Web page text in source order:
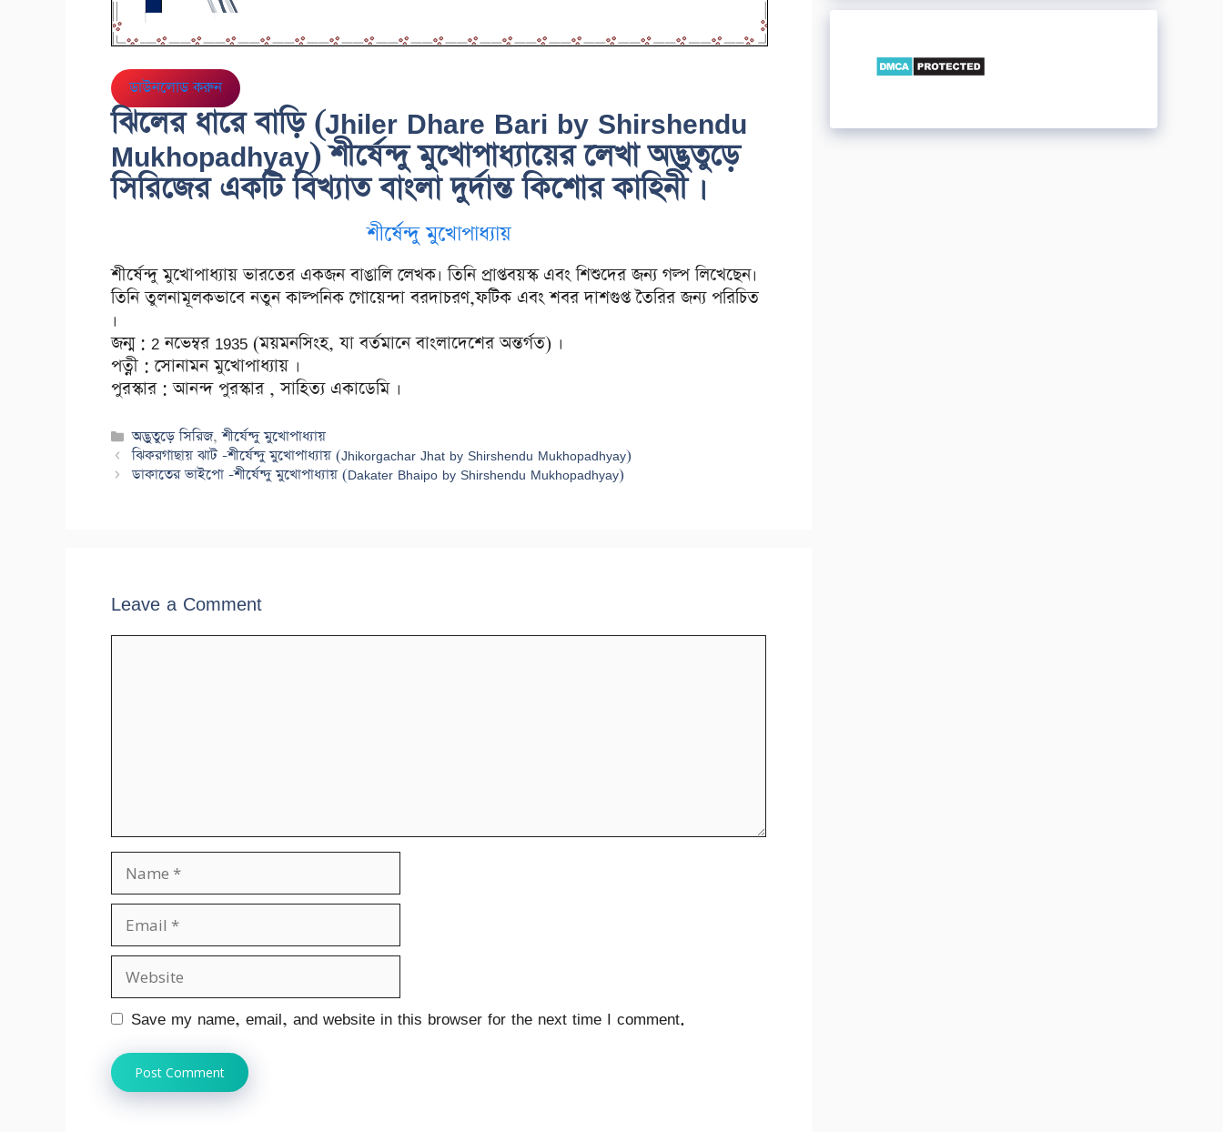
ডাউনলোড করুন
ঝিলের ধারে বাড়ি (Jhiler Dhare Bari by Shirshendu
Mukhopadhyay) শীর্ষেন্দু মুখোপাধ্যায়ের লেখা অদ্ভুতুড়ে
সিরিজের একটি বিখ্যাত বাংলা দুর্দান্ত কিশোর কাহিনী ।
শীর্ষেন্দু মুখোপাধ্যায়
শীর্ষেন্দু মুখোপাধ্যায় ভারতের একজন বাঙালি লেখক। তিনি প্রাপ্তবয়স্ক এবং শিশুদের জন্য গল্প লিখেছেন।
তিনি তুলনামূলকভাবে নতুন কাল্পনিক গোয়েন্দা বরদাচরণ,ফটিক এবং শবর দাশগুপ্ত তৈরির জন্য পরিচিত
।
জন্ম : 2 নভেম্বর 1935 (ময়মনসিংহ, যা বর্তমানে বাংলাদেশের অন্তর্গত) ।
পত্নী : সোনামন মুখোপাধ্যায় ।
পুরস্কার : আনন্দ পুরস্কার , সাহিত্য একাডেমি ।
Categories
অদ্ভুতুড়ে সিরিজ,শীর্ষেন্দু মুখোপাধ্যায়
ঝিকরগাছায় ঝাট -শীর্ষেন্দু মুখোপাধ্যায় (Jhikorgachar Jhat by Shirshendu Mukhopadhyay)
ডাকাতের ভাইপো -শীর্ষেন্দু মুখোপাধ্যায় (Dakater Bhaipo by Shirshendu Mukhopadhyay)
Leave a Comment
Name
Email
Website
Save my name, email, and website in this browser for the next time I comment.